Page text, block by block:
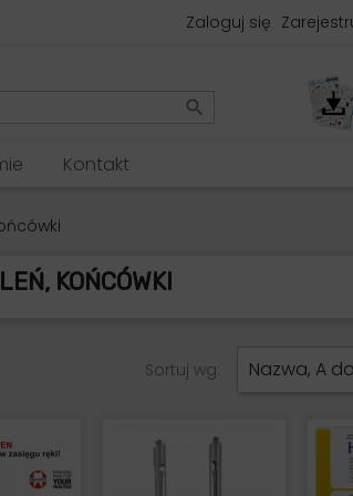
Zaloguj się

Kontakt
KOŃCÓWKI
Sortuj wg: Nazwa, A